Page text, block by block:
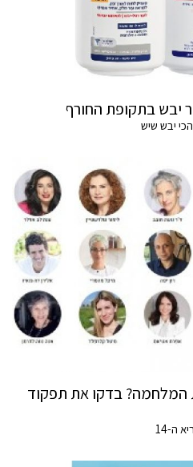
יבש בתקופת החורף
יבש שיש
המלחמה? בדקו את תפקוד
ה-14